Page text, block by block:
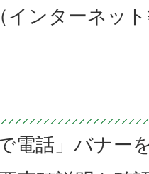
インターネッ
電話」バナー